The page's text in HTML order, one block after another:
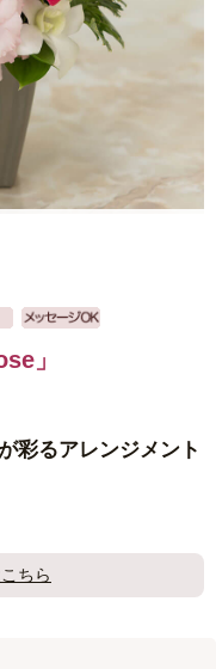
」
彩るアレンジメント
ちら